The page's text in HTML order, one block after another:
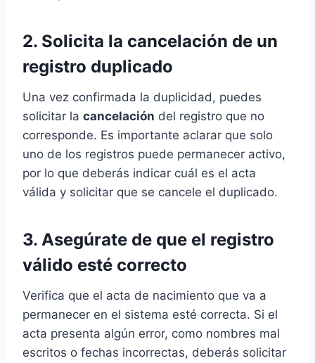
2. Solicita la cancelación de un
registro duplicado
Una vez confirmada la duplicidad, puedes
solicitar la cancelación del registro que no
corresponde. Es importante aclarar que solo
uno de los registros puede permanecer activo,
por lo que deberás indicar cuál es el acta
válida y solicitar que se cancele el duplicado.
3. Asegúrate de que el registro
válido esté correcto
Verifica que el acta de nacimiento que va a
permanecer en el sistema esté correcta. Si el
acta presenta algún error, como nombres mal
escritos o fechas incorrectas, deberás solicitar